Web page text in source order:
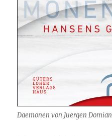
Daemonen von Juergen Domian